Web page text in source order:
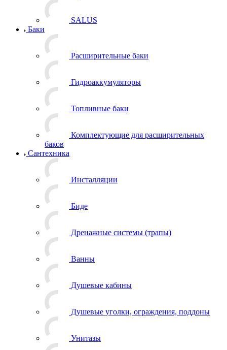
SALUS
Баки
Расширительные баки
Гидроаккумуляторы
Топливные баки
Комплектующие для расширительных
баков
Сантехника
Инсталляции
Биде
Дренажные системы (трапы)
Ванны
Душевые кабины
Душевые уголки, ограждения, поддоны
Унитазы